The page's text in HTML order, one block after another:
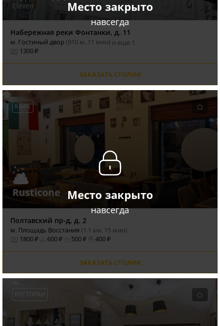
Место закрыто
навсегда
Eleven
Набережная реки Фонтанки, д. 11
м. Гостиный двор (910 м, 11 мин) и еще 1
1300 ₽
ЗАКАЗАТЬ СТОЛИК
Место закрыто
навсегда
КАФЕ
Rusticone
Полтавский пр-д, д. 2
м. Площадь Восстания (1.1 км, 15 мин)
1800 ₽
600 ₽ 500 ₽ 400 ₽
ЗАКАЗАТЬ СТОЛИК
РЕСТОРАН